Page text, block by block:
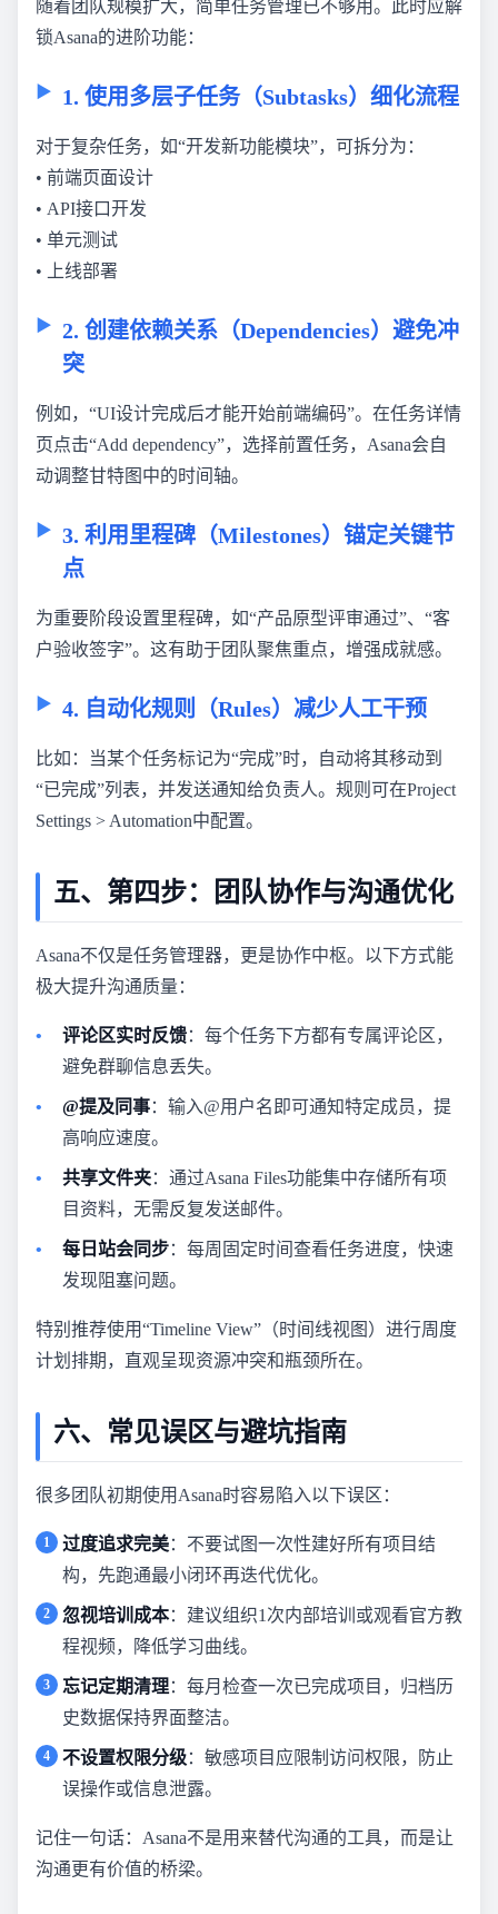
随着团队规模扩大，简单任务管理已不够用。此时应解
锁Asana的进阶功能：
1. 使用多层子任务（Subtasks）细化流程
对于复杂任务，如“开发新功能模块”，可拆分为：
• 前端页面设计
• API接口开发
• 单元测试
• 上线部署
2. 创建依赖关系（Dependencies）避免冲
突
例如，“UI设计完成后才能开始前端编码”。在任务详情
页点击“Add dependency”，选择前置任务，Asana会自
动调整甘特图中的时间轴。
3. 利用里程碑（Milestones）锚定关键节
点
为重要阶段设置里程碑，如“产品原型评审通过”、“客
户验收签字”。这有助于团队聚焦重点，增强成就感。
4. 自动化规则（Rules）减少人工干预
比如：当某个任务标记为“完成”时，自动将其移动到
“已完成”列表，并发送通知给负责人。规则可在Project
Settings > Automation中配置。
五、第四步：团队协作与沟通优化
Asana不仅是任务管理器，更是协作中枢。以下方式能
极大提升沟通质量：
评论区实时反馈：每个任务下方都有专属评论区，
避免群聊信息丢失。
@提及同事：输入@用户名即可通知特定成员，提
高响应速度。
共享文件夹：通过Asana Files功能集中存储所有项
目资料，无需反复发送邮件。
每日站会同步：每周固定时间查看任务进度，快速
发现阻塞问题。
特别推荐使用“Timeline View”（时间线视图）进行周度
计划排期，直观呈现资源冲突和瓶颈所在。
六、常见误区与避坑指南
很多团队初期使用Asana时容易陷入以下误区：
过度追求完美：不要试图一次性建好所有项目结
构，先跑通最小闭环再迭代优化。
忽视培训成本：建议组织1次内部培训或观看官方教
程视频，降低学习曲线。
忘记定期清理：每月检查一次已完成项目，归档历
史数据保持界面整洁。
不设置权限分级：敏感项目应限制访问权限，防止
误操作或信息泄露。
记住一句话：Asana不是用来替代沟通的工具，而是让
沟通更有价值的桥梁。